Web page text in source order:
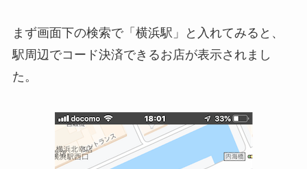
まず画面下の検索で「横浜駅」と入れてみると、
駅周辺でコード決済できるお店が表示されまし
た。